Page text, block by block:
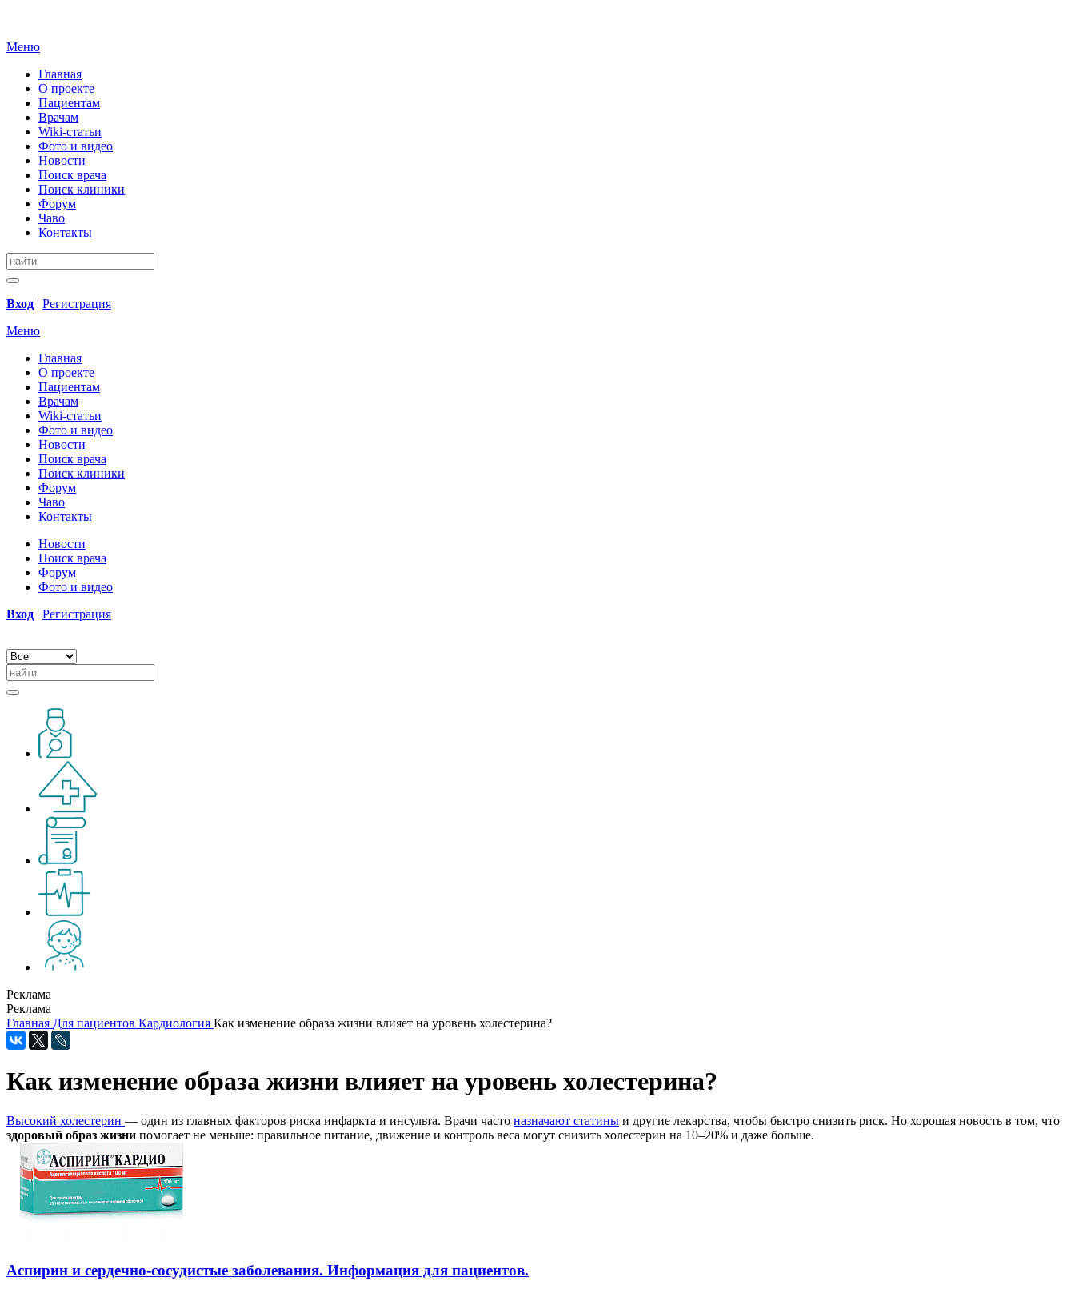
Меню
Главная
О проекте
Пациентам
Врачам
Wiki-статьи
Фото и видео
Новости
Поиск врача
Поиск клиники
Форум
Чаво
Контакты
Вход | Регистрация
Меню
Главная
О проекте
Пациентам
Врачам
Wiki-статьи
Фото и видео
Новости
Поиск врача
Поиск клиники
Форум
Чаво
Контакты
Новости
Поиск врача
Форум
Фото и видео
Вход | Регистрация
Реклама
Реклама
Главная Для пациентов Кардиология Как изменение образа жизни влияет на уровень холестерина?
Как изменение образа жизни влияет на уровень холестерина?
Высокий холестерин — один из главных факторов риска инфаркта и инсульта. Врачи часто назначают статины и другие лекарства, чтобы быстро снизить риск. Но хорошая новость в том, что
здоровый образ жизни помогает не меньше: правильное питание, движение и контроль веса могут снизить холестерин на 10–20% и даже больше.
Аспирин и сердечно-сосудистые заболевания. Информация для пациентов.